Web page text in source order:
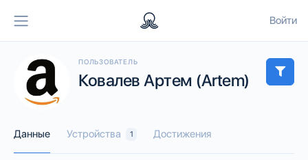
Войти
ПОЛЬЗОВАТЕЛЬ
Ковалев Артем (Artem)
Данные Устройства 1 Достижения